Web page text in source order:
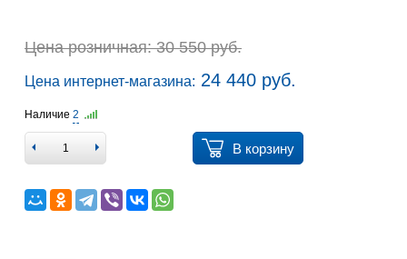
Цена розничная: 30 550 руб.
Цена интернет-магазина: 24 440 руб.
Наличие 2
В корзину